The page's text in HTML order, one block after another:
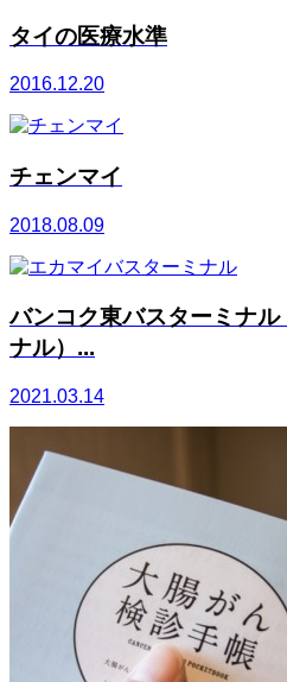
タイの医療水準
2016.12.20
チェンマイ
2018.08.09
バンコク東バスターミナル
ナル）...
2021.03.14